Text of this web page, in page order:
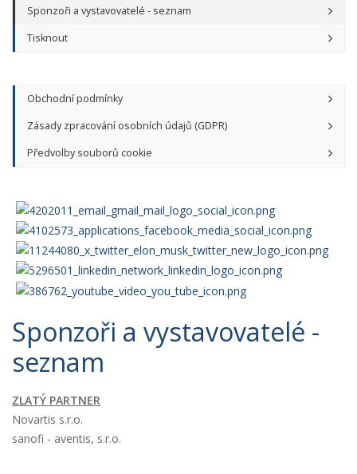
Sponzoři a vystavovatelé - seznam
Tisknout
Obchodní podmínky
Zásady zpracování osobních údajů (GDPR)
Předvolby souborů cookie
Sponzoři a vystavovatelé -
seznam
ZLATÝ PARTNER
Novartis s.r.o.
sanofi - aventis, s.r.o.